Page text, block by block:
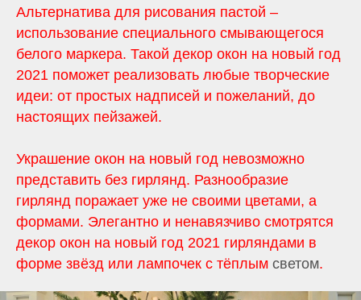
Альтернатива для рисования пастой –
использование специального смывающегося
белого маркера. Такой декор окон на новый год
2021 поможет реализовать любые творческие
идеи: от простых надписей и пожеланий, до
настоящих пейзажей.
Украшение окон на новый год невозможно
представить без гирлянд. Разнообразие
гирлянд поражает уже не своими цветами, а
формами. Элегантно и ненавязчиво смотрятся
декор окон на новый год 2021 гирляндами в
форме звёзд или лампочек с тёплым светом.